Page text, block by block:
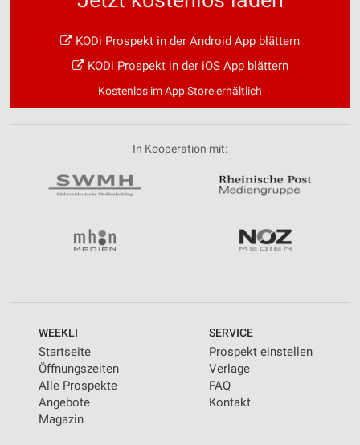
KODi Prospekt in der Android App blättern
KODi Prospekt in der iOS App blättern
Kostenlos im App Store erhältlich
In Kooperation mit:
WEEKLI
Startseite
Öffnungszeiten
Alle Prospekte
Angebote
Magazin
SERVICE
Prospekt einstellen
Verlage
FAQ
Kontakt